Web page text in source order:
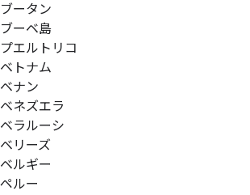
ブータン
ブーベ島
プエルトリコ
ベトナム
ベナン
ベネズエラ
ベラルーシ
ベリーズ
ベルギー
ペルー